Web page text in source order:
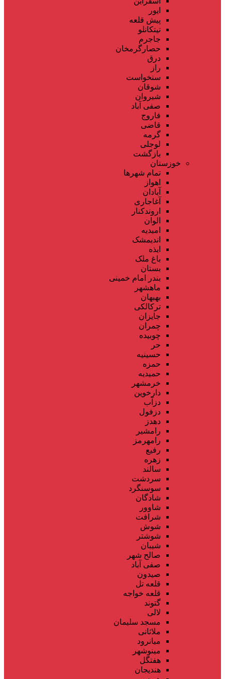
ایور
پیش قلعه
تیتکانلو
جاجرم
حصارگرمخان
درق
راز
سنخواست
شوقان
شیروان
صفی آباد
فاروج
قاضی
گرمه
لوجلی
بازگشت
خوزستان
تمام شهر‌ها
اهواز
آبادان
آغاجاری
اروندکنار
الوان
امیدیه
اندیمشک
ایذه
باغ ملک
بستان
بندر امام خمینی
ماهشهر
بهبهان
ترکالکی
جایزان
چمران
چوبیده
حر
حسینیه
حمزه
حمیدیه
خرمشهر
دارخوین
دزآب
دزفول
دهدز
رامشیر
رامهرمز
رفیع
زهره
سالند
سردشت
سوسنگرد
شادگان
شاوور
شرافت
شوش
شوشتر
شیبان
صالح شهر
صفی آباد
صیدون
قلعه تل
قلعه خواجه
گتوند
لالی
مسجد سلیمان
ملاثانی
میانرود
مینوشهر
هفتگل
هندیجان